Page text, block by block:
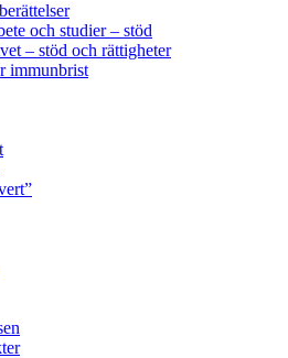
och studier – stöd
– stöd och rättigheter
immunbrist